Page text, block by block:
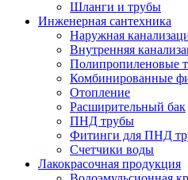
Шланги и трубы
Инженерная сантехника
Наружная
Внутренняя
Полипропиленовые
Комбинированные
Отопление
Расширительный бак
ПНД трубы
Фитинги для ПНД
Счетчики воды
Лакокрасочная продукция